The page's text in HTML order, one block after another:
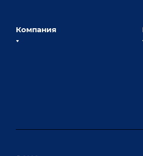
Компания
Вопрос ответ